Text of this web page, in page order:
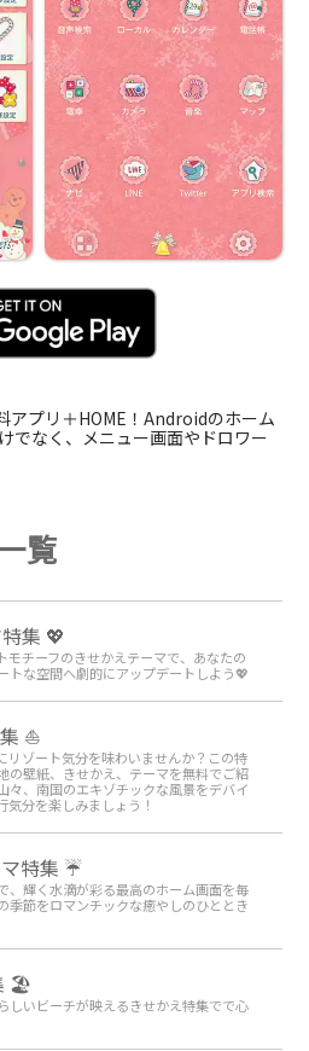
プリ＋HOME！Androidのホーム
でなく、メニュー画面やドロワー
覧
集 💖
モチーフのきせかえテーマで、あなたの
トな空間へ劇的にアップデートしよう💖
⛵
リゾート気分を味わいませんか？この特
の壁紙、きせかえ、テーマを無料でご紹
々、南国のエキゾチックな風景をデバイ
分を楽しみましょう！
特集 ☔
、輝く水滴が彩る最高のホーム画面を毎
季節をロマンチックな癒やしのひととき
🏖
しいビーチが映えるきせかえ特集でで心